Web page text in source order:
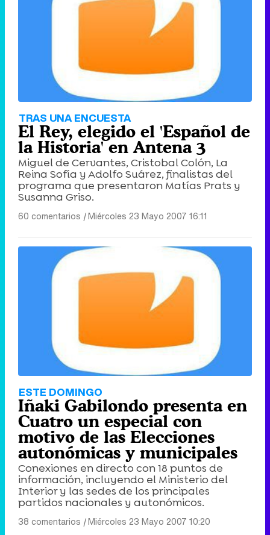
TRAS UNA ENCUESTA
El Rey, elegido el 'Español de
la Historia' en Antena 3
Miguel de Cervantes, Cristobal Colón, La
Reina Sofía y Adolfo Suárez, finalistas del
programa que presentaron Matías Prats y
Susanna Griso.
60 comentarios |Miércoles 23 Mayo 2007 16:11
ESTE DOMINGO
Iñaki Gabilondo presenta en
Cuatro un especial con
motivo de las Elecciones
autonómicas y municipales
Conexiones en directo con 18 puntos de
información, incluyendo el Ministerio del
Interior y las sedes de los principales
partidos nacionales y autonómicos.
38 comentarios |Miércoles 23 Mayo 2007 10:20